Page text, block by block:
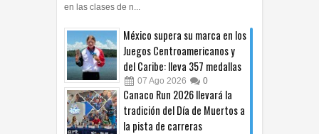
en las clases de n...
México supera su marca en los
Juegos Centroamericanos y
del Caribe: lleva 357 medallas
07 Ago 2026 0
Canaco Run 2026 llevará la
tradición del Día de Muertos a
la pista de carreras